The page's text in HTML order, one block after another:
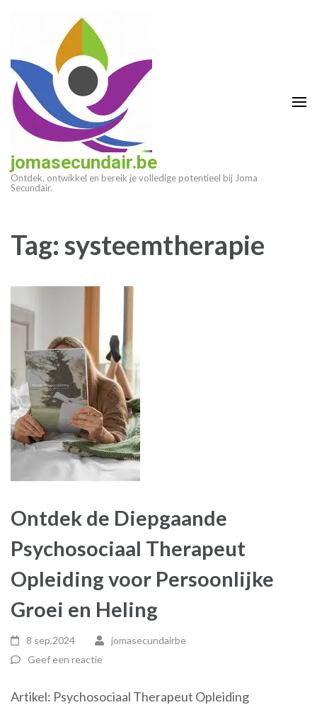
(druk
enter)
jomasecundair.be
Ontdek, ontwikkel en bereik je volledige potentieel bij Joma
Secundair.
Tag:systeemtherapie
Ontdek de Diepgaande
Psychosociaal Therapeut
Opleiding voor Persoonlijke
Groei en Heling
8 sep,2024
jomasecundairbe
Geef een reactie
Artikel: Psychosociaal Therapeut Opleiding